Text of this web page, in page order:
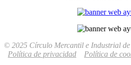
© 2025 Círculo Mercantil e Industrial
Política de privacidad
Política de